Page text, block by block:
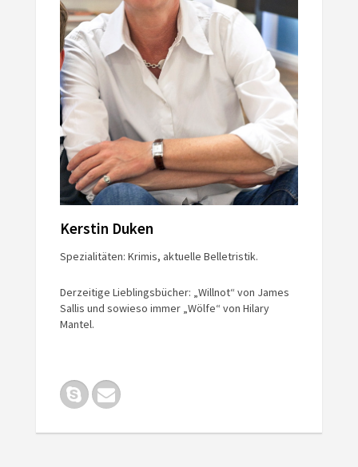
Kerstin Duken
Spezialitäten: Krimis, aktuelle Belletristik.
Derzeitige Lieblingsbücher: „Willnot“ von James
Sallis und sowieso immer „Wölfe“ von Hilary
Mantel.